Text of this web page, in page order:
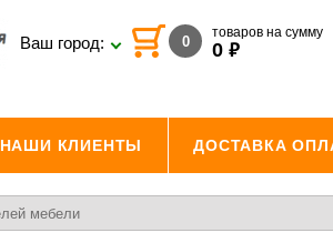
Ваш город: 0
товаров на сумму
0₽
НАШИ КЛИЕНТЫ ДОСТАВКА